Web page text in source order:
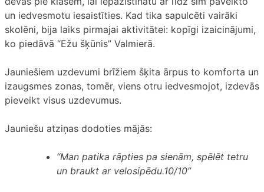
un iedvesmotu iesaistīties. Kad tika sapulcēti vairāki
skolēni, bija laiks pirmajai aktivitātei: kopīgi izaicinājumi,
ko piedāvā “Ežu šķūnis” Valmierā.
Jauniešiem uzdevumi brīžiem šķita ārpus to komforta un
izaugsmes zonas, tomēr, viens otru iedvesmojot, izdevās
pieveikt visus uzdevumus.
Jauniešu atziņas dodoties mājās:
“Man patika rāpties pa sienām, spēlēt tetru
un braukt ar velosipēdu.10/10”